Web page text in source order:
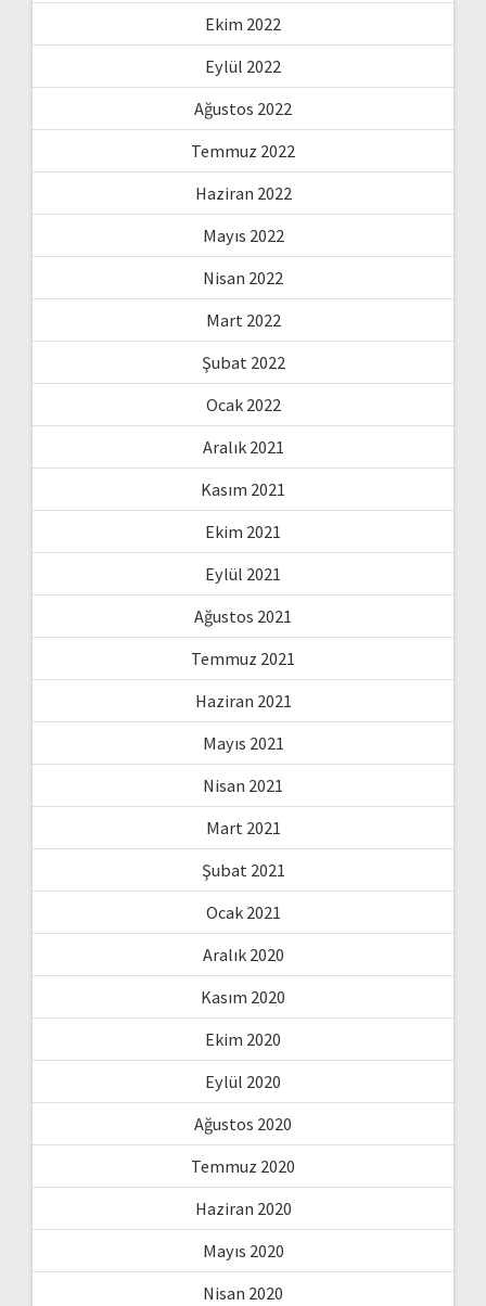
Ekim 2022
Eylül 2022
Ağustos 2022
Temmuz 2022
Haziran 2022
Mayıs 2022
Nisan 2022
Mart 2022
Şubat 2022
Ocak 2022
Aralık 2021
Kasım 2021
Ekim 2021
Eylül 2021
Ağustos 2021
Temmuz 2021
Haziran 2021
Mayıs 2021
Nisan 2021
Mart 2021
Şubat 2021
Ocak 2021
Aralık 2020
Kasım 2020
Ekim 2020
Eylül 2020
Ağustos 2020
Temmuz 2020
Haziran 2020
Mayıs 2020
Nisan 2020